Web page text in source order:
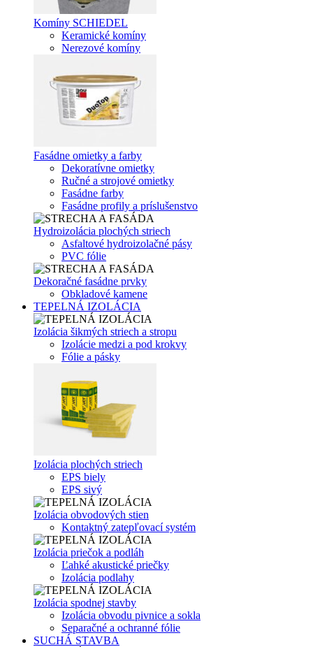
Komíny SCHIEDEL
Keramické komíny
Nerezové komíny
Fasádne omietky a farby
Dekoratívne omietky
Ručné a strojové omietky
Fasádne farby
Fasádne profily a príslušenstvo
Hydroizolácia plochých striech
Asfaltové hydroizolačné pásy
PVC fólie
Dekoračné fasádne prvky
Obkladové kamene
TEPELNÁ IZOLÁCIA
Izolácia šikmých striech a stropu
Izolácie medzi a pod krokvy
Fólie a pásky
Izolácia plochých striech
EPS biely
EPS sivý
Izolácia obvodových stien
Kontaktný zatepľovací systém
Izolácia priečok a podláh
Ľahké akustické priečky
Izolácia podlahy
Izolácia spodnej stavby
Izolácia obvodu pivnice a sokla
Separačné a ochranné fólie
SUCHÁ STAVBA